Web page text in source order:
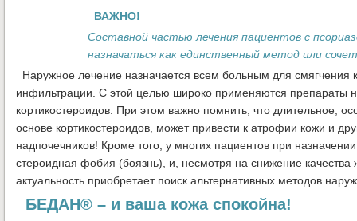
ВАЖНО!
Составной частью лечения пациентов с
назначаться как единственный метод или
Наружное лечение назначается всем больным для
инфильтрации. С этой целью широко применяются препараты
кортикостероидов. При этом важно помнить, что длительное,
основе кортикостероидов, может привести к атрофии кожи и
надпочечников! Кроме того, у многих пациентов при
стероидная фобия (боязнь), и, несмотря на снижение
актуальность приобретает поиск альтернативных методов
БЕДАН® – и ваша кожа спокойна!